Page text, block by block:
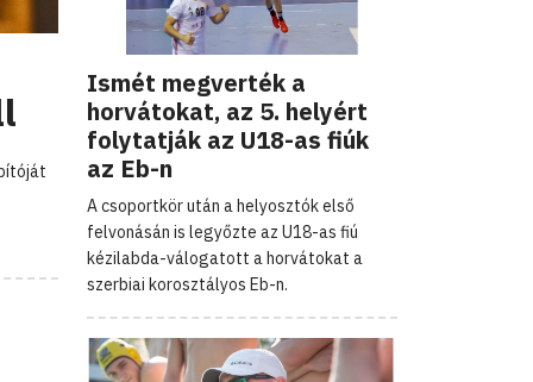
Ismét megverték a
horvátokat, az 5. helyért
folytatják az U18-as fiúk
az Eb-n
A csoportkör után a helyosztók első
felvonásán is legyőzte az U18-as fiú
kézilabda-válogatott a horvátokat a
szerbiai korosztályos Eb-n.